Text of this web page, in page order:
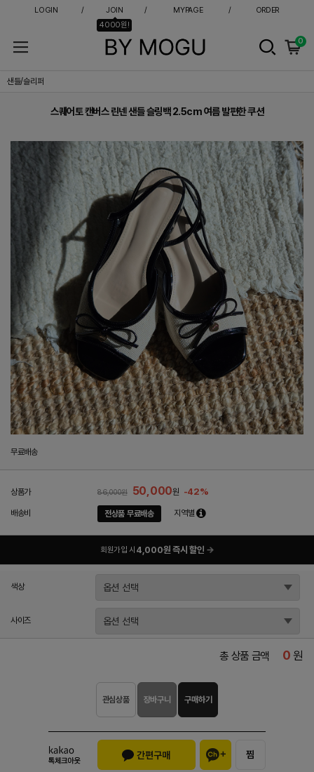
LOGIN
JOIN
4000원!
MYPAGE ORDER
0
스퀘어토 캔버스 린넨 샌들 슬링백 2.5cm 여름 발편한 쿠션
샌들/슬리퍼
스퀘어토 캔버스 린넨 샌들 슬링백 2.5cm 여름 발편한 쿠션
무료배송
상품가 86,000원 50,000원 -42%
배송비 전상품 무료배송 지역별
회원가입 시 4,000원 즉시 할인 →
색상
사이즈
총 상품 금액 0 원
관심상품 장바구니 구매하기